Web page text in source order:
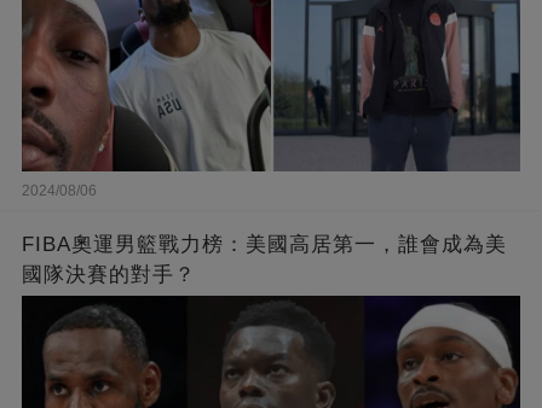
2024/08/06
FIBA奧運男籃戰力榜：美國高居第一，誰會成為美
國隊決賽的對手？